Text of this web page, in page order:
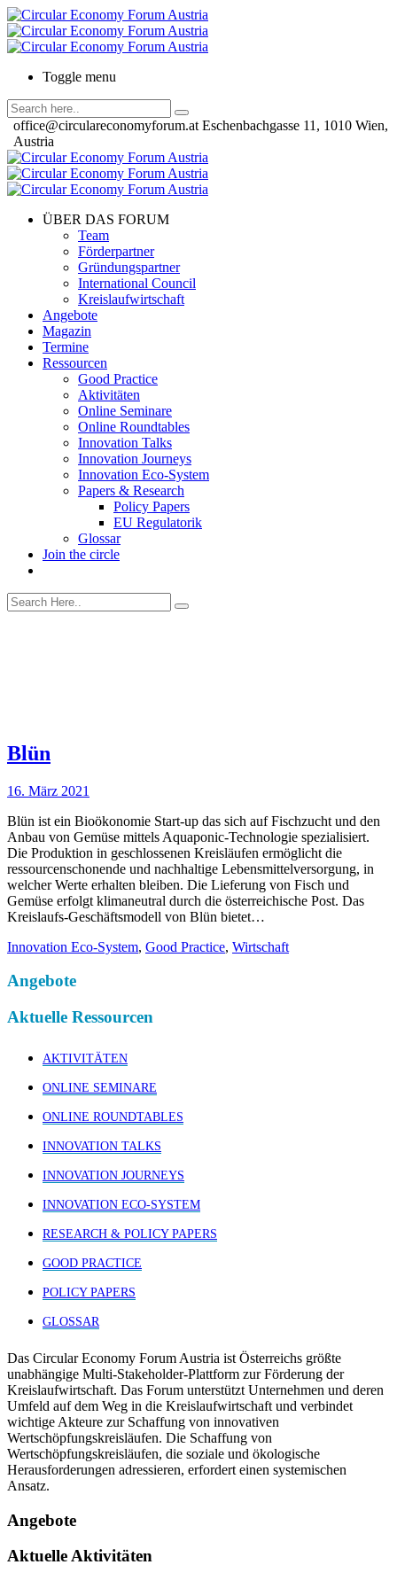
Toggle menu
office@circulareconomyforum.at Eschenbachgasse 11, 1010 Wien,
Austria
ÜBER DAS FORUM
Team
Förderpartner
Gründungspartner
International Council
Kreislaufwirtschaft
Angebote
Magazin
Termine
Ressourcen
Good Practice
Aktivitäten
Online Seminare
Online Roundtables
Innovation Talks
Innovation Journeys
Innovation Eco-System
Papers & Research
Policy Papers
EU Regulatorik
Glossar
Join the circle
Blün
16. März 2021
Blün ist ein Bioökonomie Start-up das sich auf Fischzucht und den
Anbau von Gemüse mittels Aquaponic-Technologie spezialisiert.
Die Produktion in geschlossenen Kreisläufen ermöglicht die
ressourcenschonende und nachhaltige Lebensmittelversorgung, in
welcher Werte erhalten bleiben. Die Lieferung von Fisch und
Gemüse erfolgt klimaneutral durch die österreichische Post. Das
Kreislaufs-Geschäftsmodell von Blün bietet…
Innovation Eco-System, Good Practice, Wirtschaft
Angebote
Aktuelle Ressourcen
AKTIVITÄTEN
ONLINE SEMINARE
ONLINE ROUNDTABLES
INNOVATION TALKS
INNOVATION JOURNEYS
INNOVATION ECO-SYSTEM
RESEARCH & POLICY PAPERS
GOOD PRACTICE
POLICY PAPERS
GLOSSAR
Das Circular Economy Forum Austria ist Österreichs größte
unabhängige Multi-Stakeholder-Plattform zur Förderung der
Kreislaufwirtschaft. Das Forum unterstützt Unternehmen und deren
Umfeld auf dem Weg in die Kreislaufwirtschaft und verbindet
wichtige Akteure zur Schaffung von innovativen
Wertschöpfungskreisläufen. Die Schaffung von
Wertschöpfungskreisläufen, die soziale und ökologische
Herausforderungen adressieren, erfordert einen systemischen
Ansatz.
Angebote
Aktuelle Aktivitäten